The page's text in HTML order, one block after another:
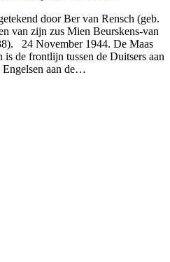
door Ber van Rensch (geb.
van zijn zus Mien Beurskens-van
24 November 1944. De Maas
de frontlijn tussen de Duitsers aan
Engelsen aan de…